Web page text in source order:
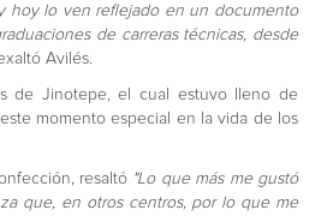
hoy lo ven reflejado en un documento
de carreras técnicas, desde
Avilés.
de Jinotepe, el cual estuvo lleno de
momento especial en la vida de los
resaltó "Lo que más me gustó
que, en otros centros, por lo que me